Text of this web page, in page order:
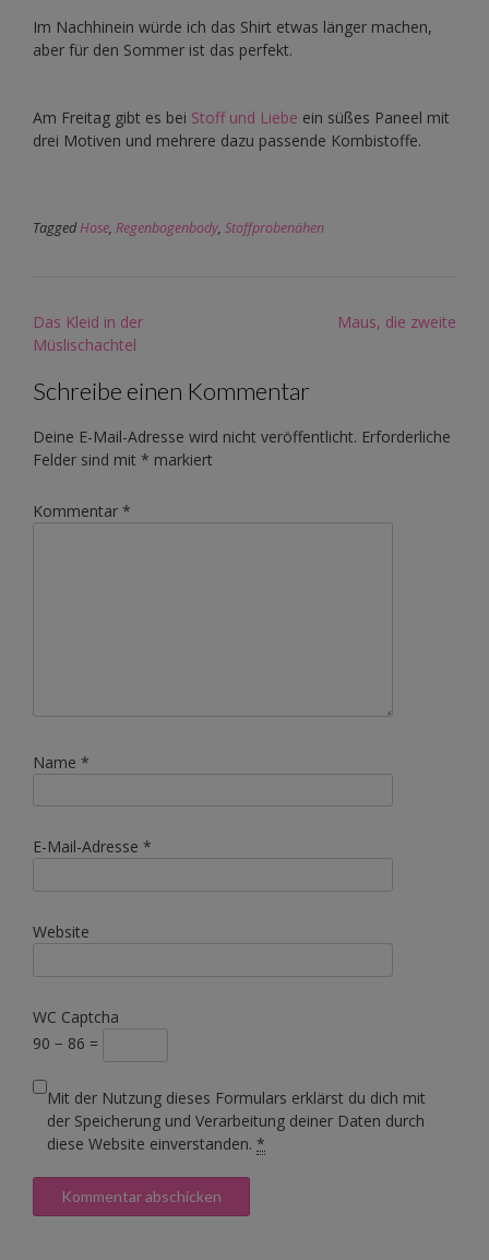
Im Nachhinein würde ich das Shirt etwas länger machen,
aber für den Sommer ist das perfekt.
Am Freitag gibt es bei Stoff und Liebe ein süßes Paneel mit
drei Motiven und mehrere dazu passende Kombistoffe.
TaggedHose, Regenbogenbody, Stoffprobenähen
Post
navigation
Das Kleid in der
Müslischachtel
Maus, die zweite
Schreibe einen Kommentar
Deine E-Mail-Adresse wird nicht veröffentlicht. Erforderliche
Felder sind mit * markiert
Kommentar *
Name *
E-Mail-Adresse *
Website
WC Captcha
90 − 86 =
Mit der Nutzung dieses Formulars erklärst du dich mit
der Speicherung und Verarbeitung deiner Daten durch
diese Website einverstanden. *